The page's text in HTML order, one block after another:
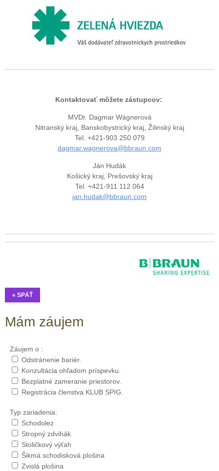
Kontaktovať môžete zástupcov:
MVDr. Dagmar Wágnerová
Nitranský kraj, Banskobystrický kraj, Žilinský kraj
Tel. +421-903 250 079
dagmar.wagnerova@bbraun.com
Ján Hudák
Košický kraj, Prešovský kraj
Tel. +421-911 112 064
jan.hudak@bbraun.com
« SPÄŤ
Mám záujem
Záujem o :
Odstránenie bariér.
Konzultácia ohľadom príspevku.
Bezplatné zameranie priestorov.
Registrácia členstva KLUB SPIG.
Typ zariadenia:
Schodolez
Stropný zdvihák
Stoličkový výťah
Šikmá schodisková plošina
Zvislá plošina